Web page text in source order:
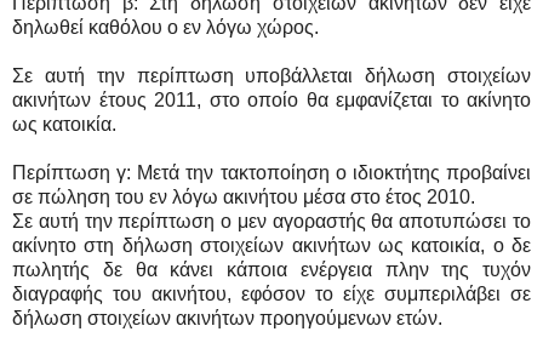
δηλωθεί καθόλου ο εν λόγω χώρος.
Σε αυτή την περίπτωση υποβάλλεται δήλωση στοιχείων
ακινήτων έτους 2011, στο οποίο θα εμφανίζεται το ακίνητο
ως κατοικία.
Περίπτωση γ: Μετά την τακτοποίηση ο ιδιοκτήτης προβαίνει
σε πώληση του εν λόγω ακινήτου μέσα στο έτος 2010.
Σε αυτή την περίπτωση ο μεν αγοραστής θα αποτυπώσει το
ακίνητο στη δήλωση στοιχείων ακινήτων ως κατοικία, ο δε
πωλητής δε θα κάνει κάποια ενέργεια πλην της τυχόν
διαγραφής του ακινήτου, εφόσον το είχε συμπεριλάβει σε
δήλωση στοιχείων ακινήτων προηγούμενων ετών.